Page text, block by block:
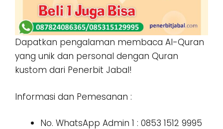
Dapatkan pengalaman membaca Al-Quran
yang unik dan personal dengan Quran
kustom dari Penerbit Jabal!
Informasi dan Pemesanan :
No. WhatsApp Admin 1 : 0853 1512 9995